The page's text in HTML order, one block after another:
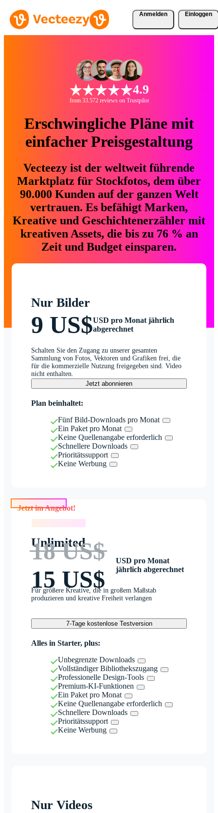
Anmelden Einloggen
4.9
from 33.572 reviews on Trustpilot
Erschwingliche Pläne mit
einfacher Preisgestaltung
Vecteezy ist der weltweit führende
Marktplatz für Stockfotos, dem über
90.000 Kunden auf der ganzen Welt
vertrauen. Es befähigt Marken,
Kreative und Geschichtenerzähler mit
kreativen Assets, die bis zu 76 % an
Zeit und Budget einsparen.
Nur Bilder
9 US$USD pro Monat jährlich
abgerechnet
Schalten Sie den Zugang zu unserer gesamten
Sammlung von Fotos, Vektoren und Grafiken frei, die
für die kommerzielle Nutzung freigegeben sind. Video
nicht enthalten.
Jetzt abonnieren
Plan beinhaltet:
Fünf Bild-Downloads pro Monat
Ein Paket pro Monat
Keine Quellenangabe erforderlich
Schnellere Downloads
Prioritätssupport
Keine Werbung
Jetzt im Angebot!
Unlimited
18 US$
15 US$
USD pro Monat
jährlich abgerechnet
Für größere Kreative, die in großem Maßstab
produzieren und kreative Freiheit verlangen
7-Tage kostenlose Testversion
Alles in Starter, plus:
Unbegrenzte Downloads
Vollständiger Bibliothekszugang
Professionelle Design-Tools
Premium-KI-Funktionen
Ein Paket pro Monat
Keine Quellenangabe erforderlich
Schnellere Downloads
Prioritätssupport
Keine Werbung
Nur Videos